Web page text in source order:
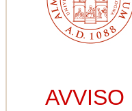
AVVISO